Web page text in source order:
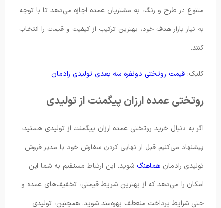
متنوع در طرح و رنگ، به مشتریان عمده اجازه می‌دهد تا با توجه
به نیاز بازار هدف خود، بهترین ترکیب از کیفیت و قیمت را انتخاب
کنند.
کلیک: قیمت روتختی دونفره سه بعدی تولیدی رادمان
روتختی عمده ارزان پیگمنت از تولیدی
اگر به دنبال خرید روتختی عمده ارزان پیگمنت از تولیدی هستید،
پیشنهاد می‌کنیم قبل از نهایی کردن سفارش خود با مدیر فروش
تولیدی رادمان هماهنگ شوید. این ارتباط مستقیم به شما این
امکان را می‌دهد که از بهترین شرایط قیمتی، تخفیف‌های عمده و
حتی شرایط پرداخت منعطف بهره‌مند شوید. همچنین، تولیدی